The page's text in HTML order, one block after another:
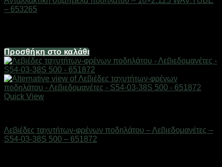
– 653265
Προσθήκη στο καλάθι
Quick View
Λεβιέδες ταχυτήτων-φρένων ποδηλάτου – Λεβιεδομανέτες –
S54-03-38S 500 – 651872